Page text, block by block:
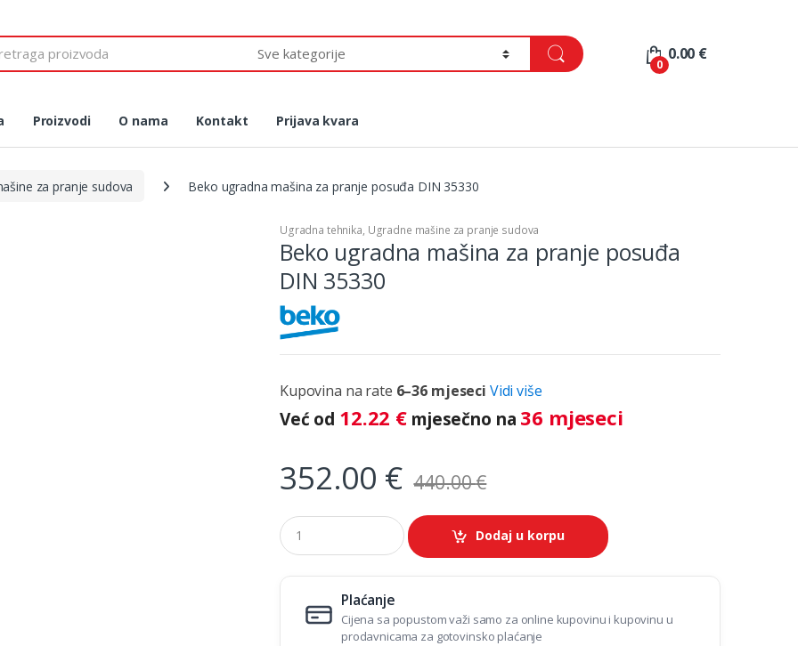
for:
0
0.00 €
Proizvodi O nama Kontakt Prijava kvara
za pranje sudova Beko ugradna mašina za pranje posuđa DIN 35330
Ugradna tehnika, Ugradne mašine za pranje sudova
Beko ugradna mašina za pranje posuđa
DIN 35330
Kupovina na rate 6–36 mjeseci Vidi više
Već od 12.22 € mjesečno na 36 mjeseci
352.00 € 440.00€
Q
u
a
Dodaj u korpu
Plaćanje
Cijena sa popustom važi samo za online kupovinu i kupovinu u
prodavnicama za gotovinsko plaćanje